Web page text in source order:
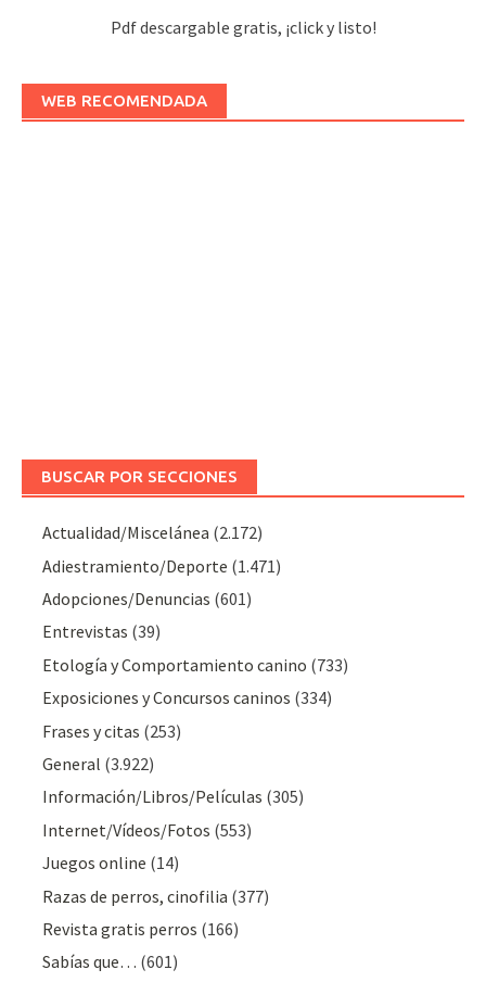
Pdf descargable gratis, ¡click y listo!
WEB RECOMENDADA
BUSCAR POR SECCIONES
Actualidad/Miscelánea (2.172)
Adiestramiento/Deporte (1.471)
Adopciones/Denuncias (601)
Entrevistas (39)
Etología y Comportamiento canino (733)
Exposiciones y Concursos caninos (334)
Frases y citas (253)
General (3.922)
Información/Libros/Películas (305)
Internet/Vídeos/Fotos (553)
Juegos online (14)
Razas de perros, cinofilia (377)
Revista gratis perros (166)
Sabías que… (601)